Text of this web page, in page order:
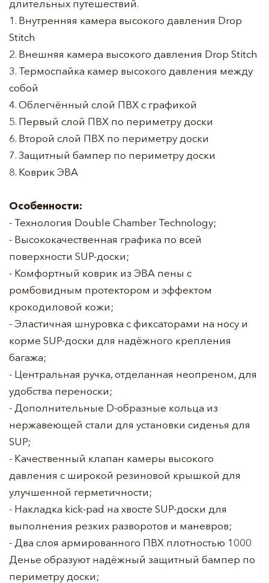
длительных путешествий.
1. Внутренняя камера высокого давления Drop
Stitch
2. Внешняя камера высокого давления Drop Stitch
3. Термоспайка камер высокого давления между
собой
4. Облегчённый слой ПВХ с графикой
5. Первый слой ПВХ по периметру доски
6. Второй слой ПВХ по периметру доски
7. Защитный бампер по периметру доски
8. Коврик ЭВА
Особенности:
- Технология Double Chamber Technology;
- Высококачественная графика по всей
поверхности SUP-доски;
- Комфортный коврик из ЭВА пены с
ромбовидным протектором и эффектом
крокодиловой кожи;
- Эластичная шнуровка с фиксаторами на носу и
корме SUP-доски для надёжного крепления
багажа;
- Центральная ручка, отделанная неопреном, для
удобства переноски;
- Дополнительные D-образные кольца из
нержавеющей стали для установки сиденья для
SUP;
- Качественный клапан камеры высокого
давления с широкой резиновой крышкой для
улучшенной герметичности;
- Накладка kick-pad на хвосте SUP-доски для
выполнения резких разворотов и маневров;
- Два слоя армированного ПВХ плотностью 1000
Денье образуют надёжный защитный бампер по
периметру доски;